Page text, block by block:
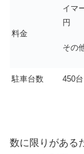
料金
イマ
円
その
駐車台数 450台
数に限りがある